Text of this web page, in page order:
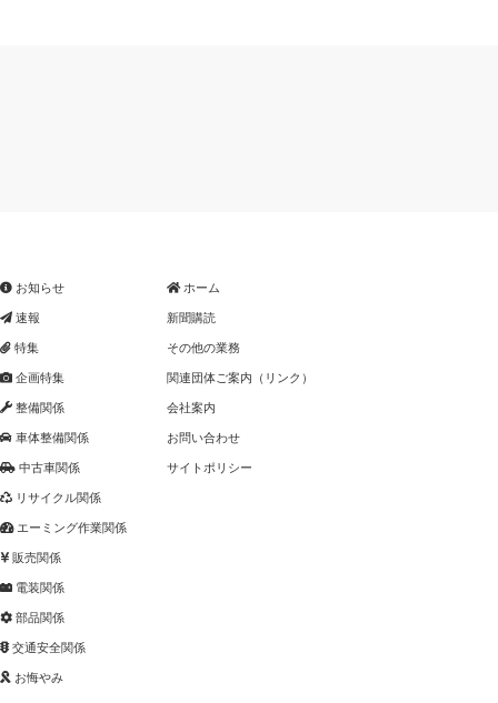
お知らせ
速報
特集
企画特集
整備関係
車体整備関係
中古車関係
リサイクル関係
エーミング作業関係
販売関係
電装関係
部品関係
交通安全関係
お悔やみ
ホーム
新聞購読
その他の業務
関連団体ご案内（リンク）
会社案内
お問い合わせ
サイトポリシー